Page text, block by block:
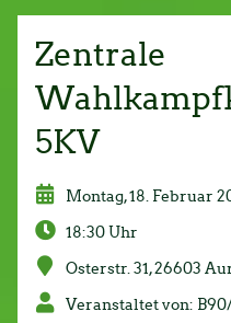
Zentrale
5KV
Montag, 18. Februar
18:30 Uhr
Osterstr. 31, 26603
Veranstaltet von: